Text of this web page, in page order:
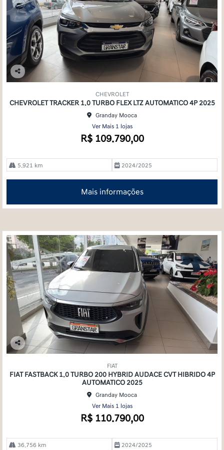
Co
lhe
CHEVROLET
CHEVROLET TRACKER 1.0 TURBO FLEX LTZ AUTOMATICO 4P 2025
Granday Mooca
Ver Mais 1 lojas
R$ 109.790,00
5.921 km 2024/2025
Mais informações
Co
arti
lhe
FIAT
FIAT FASTBACK 1.0 TURBO 200 HYBRID AUDACE CVT HIBRIDO 4P
AUTOMATICO 2025
Granday Mooca
Ver Mais 1 lojas
R$ 110.790,00
36.756 km 2024/2025